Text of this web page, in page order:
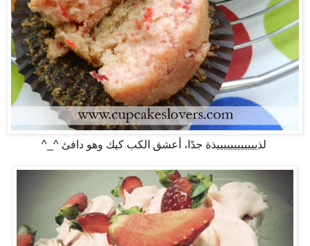
لذييييييييييييذة جدًا، أعشق الكب كيك وهو دافئ ^_^